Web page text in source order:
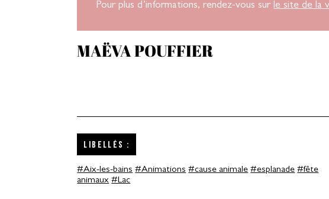
Pour plus d’informations, rendez-vous surle site de la
MAËVA POUFFIER
Libellés :
#Aix-les-bains #Animations #cause animale #esplanade #fête
animaux #Lac